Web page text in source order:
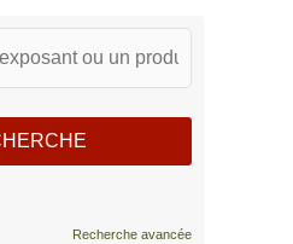
Recherche avancée